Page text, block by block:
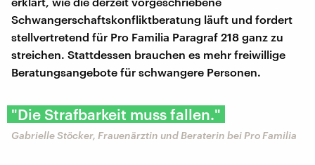
Schwangerschaftskonfliktberatung läuft und fordert
stellvertretend für Pro Familia Paragraf 218 ganz zu
streichen. Stattdessen brauchen es mehr freiwillige
Beratungsangebote für schwangere Personen.
"Die Strafbarkeit muss fallen."
Gabrielle Stöcker, Frauenärztin und Beraterin bei Pro Familia